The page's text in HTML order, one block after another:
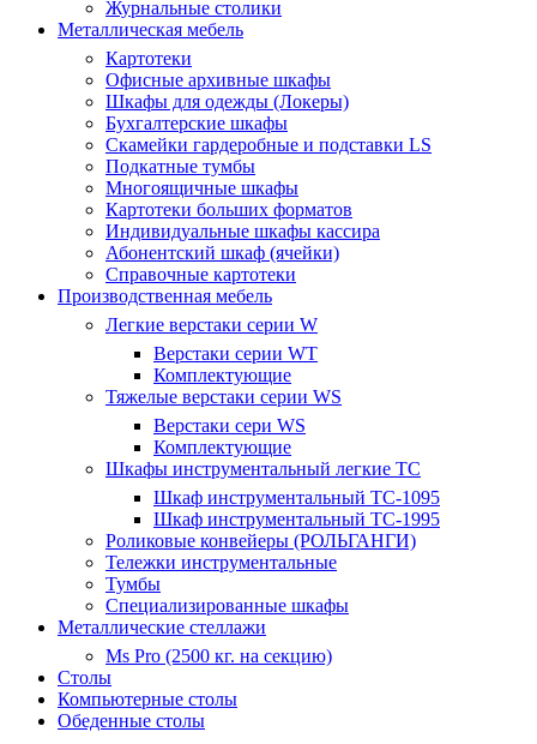
Журнальные столики
Металлическая мебель
Картотеки
Офисные архивные шкафы
Шкафы для одежды (Локеры)
Бухгалтерские шкафы
Скамейки гардеробные и подставки LS
Подкатные тумбы
Многоящичные шкафы
Картотеки больших форматов
Индивидуальные шкафы кассира
Абонентский шкаф (ячейки)
Справочные картотеки
Производственная мебель
Легкие верстаки серии W
Верстаки серии WT
Комплектующие
Тяжелые верстаки серии WS
Верстаки сери WS
Комплектующие
Шкафы инструментальный легкие ТС
Шкаф инструментальный TC-1095
Шкаф инструментальный TC-1995
Роликовые конвейеры (РОЛЬГАНГИ)
Тележки инструментальные
Тумбы
Специализированные шкафы
Металлические стеллажи
Ms Pro (2500 кг. на секцию)
Столы
Компьютерные столы
Обеденные столы